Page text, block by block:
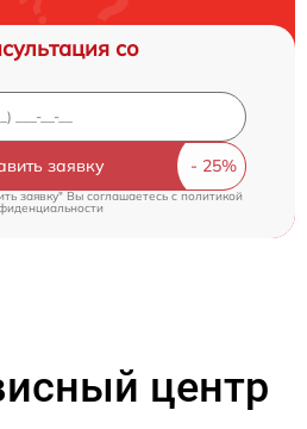
со
заявку
заявку" Вы соглашаетесь cполитикой
центр